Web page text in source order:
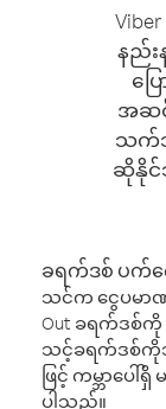
နည်း
ပြ
အဆင်
သက်သ
ဆိုနိုင်
ခရက်ဒစ် ပက်ကေ့
သင်က ငွေပမာ
Out ခရက်ဒစ်
သင့်ခရက်ဒစ်ကိုသုံ
ဖြင့် ကမ္ဘာပေ
ပါသည်။